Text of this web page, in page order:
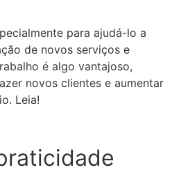
para ajudá-lo a
de novos serviços e
é algo vantajoso,
novos clientes e aumentar
Leia!